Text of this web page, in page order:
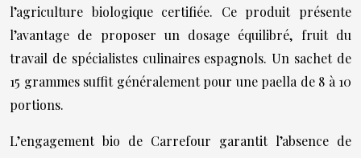
l’agriculture biologique certifiée. Ce produit présente
l’avantage de proposer un dosage équilibré, fruit du
travail de spécialistes culinaires espagnols. Un sachet de
15 grammes suffit généralement pour une paella de 8 à 10
portions.
L’engagement bio de Carrefour garantit l’absence de